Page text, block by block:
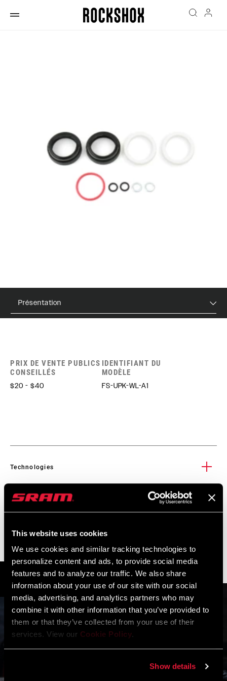
This website uses cookies
We use cookies and similar tracking technologies to
personalize content and ads, to provide social media
features and to analyze our traffic. We also share
information about your use of our site with our social
media, advertising, and analytics partners who may
combine it with other information that you’ve provided to
them or that they’ve collected from your use of their
services. View our Cookie Policy.
Show details
Présentation
PRIX DE VENTE PUBLICS
CONSEILLÉS
$20 - $40
IDENTIFIANT DU
MODÈLE
FS-UPK-WL-A1
Technologies
SKF Seals
Des frottements en moins. La poussière reste dehors. Le
plus grand producteur de joints haute performance au
monde. Ensemble, nous proposons des joints racleurs à
frottement ultra faible pour moins de fatigue et une
sensation d’amortissement incomparable, tout en laissant la
poussière là où elle est car elle ne doit absolument pas
rentrer à l’intérieur.
Service
INSTALLATIONS. COMPATIBILITÉS. MAINTENANCE.Tous les
manuels d’installation, d’utilisation et de maintenance des
composants sont disponibles sur les pages SRAM Service.
CONSULTEZ LA PAGE SERVICE PRODUITS
APPLICATION TRAILHEAD